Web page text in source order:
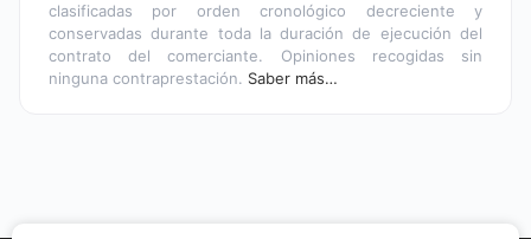
clasificadas por orden cronológico decreciente y
conservadas durante toda la duración de ejecución del
contrato del comerciante. Opiniones recogidas sin
ninguna contraprestación. Saber más…